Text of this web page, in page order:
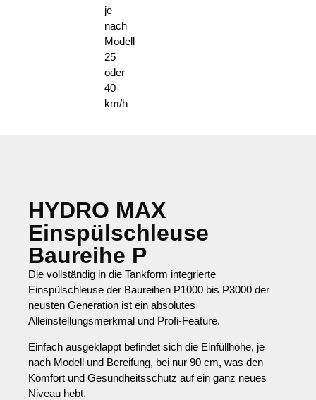
je
nach
Modell
25
oder
40
km/h
HYDRO MAX
Einspülschleuse
Baureihe P
Die vollständig in die Tankform integrierte
Einspülschleuse der Baureihen P1000 bis P3000 der
neusten Generation ist ein absolutes
Alleinstellungsmerkmal und Profi-Feature.
Einfach ausgeklappt befindet sich die Einfüllhöhe, je
nach Modell und Bereifung, bei nur 90 cm, was den
Komfort und Gesundheitsschutz auf ein ganz neues
Niveau hebt.